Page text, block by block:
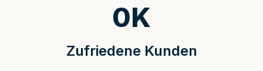
Zufriedene Kunden
0K